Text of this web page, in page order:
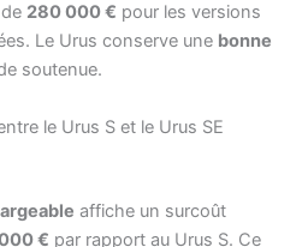
280 000 € pour les versions
Le Urus conserve une bonne
soutenue.
le Urus S et le Urus SE
affiche un surcoût
€ par rapport au Urus S. Ce